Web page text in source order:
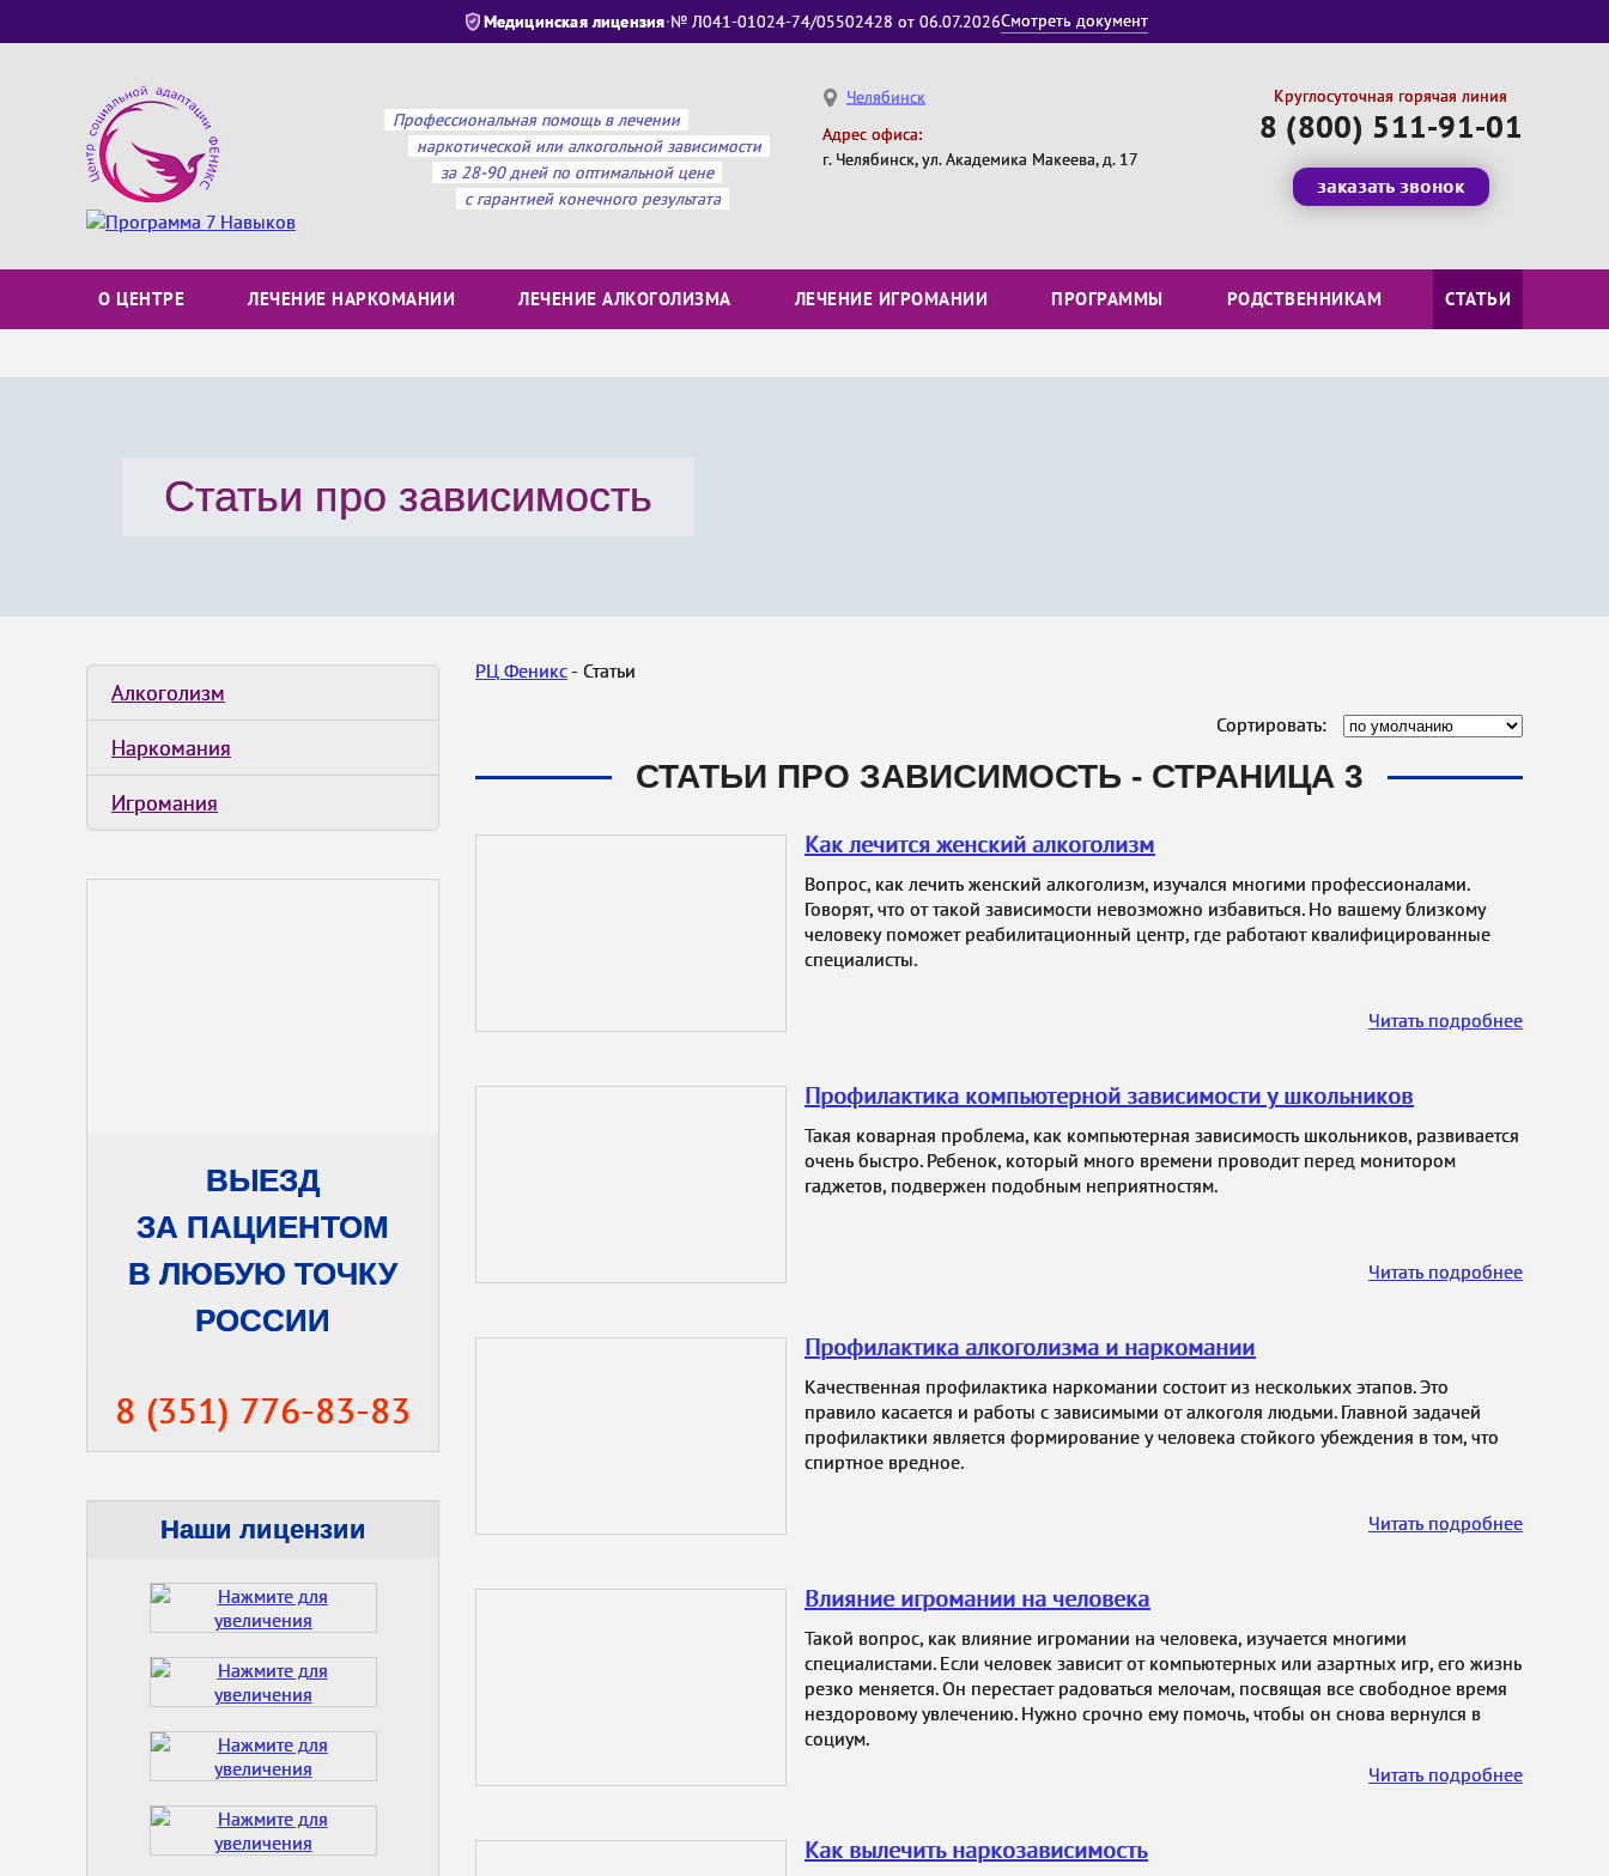
Медицинская лицензия·№ Л041-01024-74/05502428 от 06.07.2026Смотреть документ
Профессиональная помощь в лечении
наркотической или алкогольной зависимости
за 28-90 дней по оптимальной цене
с гарантией конечного результата
Челябинск
Адрес офиса:
г. Челябинск, ул. Академика Макеева, д. 17
Круглосуточная горячая линия
8 (800) 511-91-01
заказать звонок
О ЦЕНТРЕ ЛЕЧЕНИЕ НАРКОМАНИИ ЛЕЧЕНИЕ АЛКОГОЛИЗМА ЛЕЧЕНИЕ ИГРОМАНИИ ПРОГРАММЫ РОДСТВЕННИКАМ СТАТЬИ
Статьи про зависимость
Алкоголизм
Наркомания
Игромания
ВЫЕЗД
ЗА ПАЦИЕНТОМ
В ЛЮБУЮ ТОЧКУ
РОССИИ
8 (351) 776-83-83
Наши лицензии
РЦ Феникс Статьи
Сортировать:
СТАТЬИ ПРО ЗАВИСИМОСТЬ - СТРАНИЦА 3
Как лечится женский алкоголизм
Вопрос, как лечить женский алкоголизм, изучался многими профессионалами.
Говорят, что от такой зависимости невозможно избавиться. Но вашему близкому
человеку поможет реабилитационный центр, где работают квалифицированные
специалисты.
Читать подробнее
Профилактика компьютерной зависимости у школьников
Такая коварная проблема, как компьютерная зависимость школьников, развивается
очень быстро. Ребенок, который много времени проводит перед монитором
гаджетов, подвержен подобным неприятностям.
Читать подробнее
Профилактика алкоголизма и наркомании
Качественная профилактика наркомании состоит из нескольких этапов. Это
правило касается и работы с зависимыми от алкоголя людьми. Главной задачей
профилактики является формирование у человека стойкого убеждения в том, что
спиртное вредное.
Читать подробнее
Влияние игромании на человека
Такой вопрос, как влияние игромании на человека, изучается многими
специалистами. Если человек зависит от компьютерных или азартных игр, его жизнь
резко меняется. Он перестает радоваться мелочам, посвящая все свободное время
нездоровому увлечению. Нужно срочно ему помочь, чтобы он снова вернулся в
социум.
Читать подробнее
Как вылечить наркозависимость